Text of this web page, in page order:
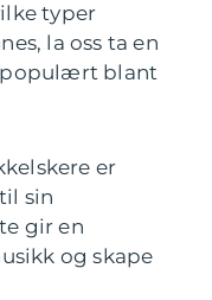
typer
la oss ta en
populært blant
er
sin
gir en
og skape